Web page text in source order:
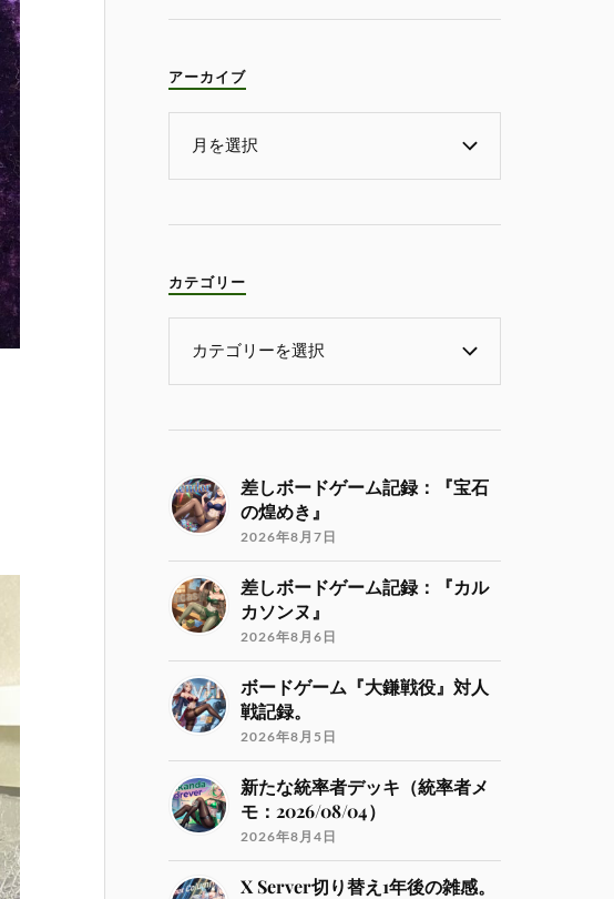
アーカイブ
カテゴリー
差しボードゲーム記録：『宝石
の煌めき』
2026年8月7日
差しボードゲーム記録：『カル
カソンヌ』
2026年8月6日
ボードゲーム『大鎌戦役』対人
戦記録。
2026年8月5日
新たな統率者デッキ（統率者メ
モ：2026/08/04）
2026年8月4日
X Server切り替え1年後の雑感。